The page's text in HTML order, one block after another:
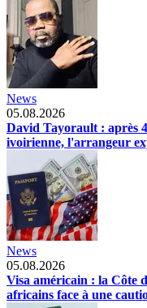
News
05.08.2026
David Tayorault : après
ivoirienne, l'arrangeur
News
05.08.2026
Visa américain : la Côte
africains face à une